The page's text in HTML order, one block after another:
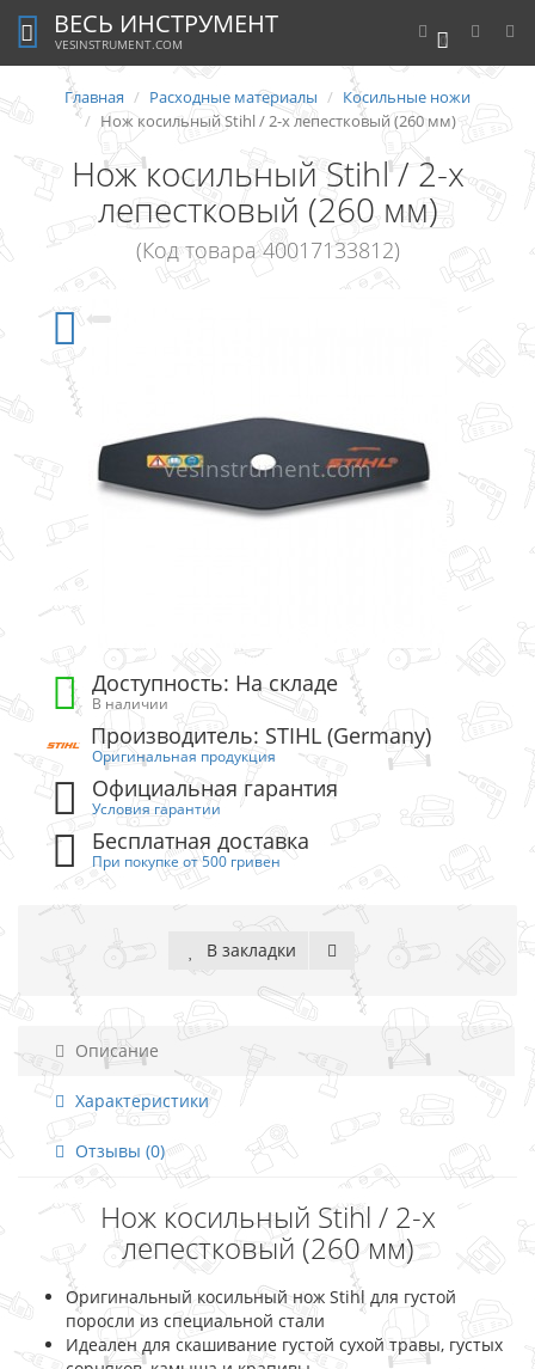
0
ВЕСЬ ИНСТРУМЕНТ
VESINSTRUMENT.COM
Главная Расходные материалы
Косильные ножи
Нож косильный Stihl / 2-х лепестковый (260 мм)
Нож косильный Stihl / 2-х
лепестковый (260 мм)
(Код товара 40017133812)
Доступность: На складе
В наличии
Производитель: STIHL (Germany)
Оригинальная продукция
Официальная гарантия
Условия гарантии
Бесплатная доставка
При покупке от 500 гривен
В закладки
Описание
Характеристики
Отзывы (0)
Нож косильный Stihl / 2-х
лепестковый (260 мм)
Оригинальный косильный нож Stihl для густой
поросли из специальной стали
Идеален для скашивание густой сухой травы, густых